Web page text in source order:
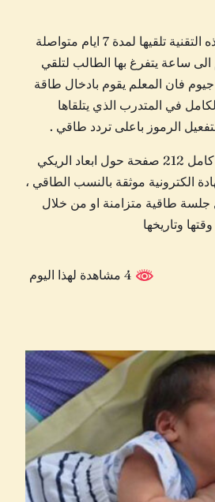
يتطلب لتناغمك على هذه التقنية تلقيها لمدة 7 ايام متواصلة
ساعة يتفرغ بها الطالب لتلقي
فان المعلم يقوم بادخال طاقة
في المتدرب الذي يتلقاها
لتفعيل الرموز باعلى تردد طاقي .
تتلقى مع التناغم كتاب كامل 212 صفحة حول ابعاد الريكي
178 وشهادة الكترونية موثقة بالنسب الطاقي ،
جلسة طاقية متزامنة او من خلال
وتاريخها